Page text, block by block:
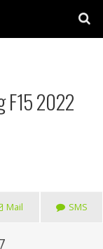
F15 2022
Mail SMS